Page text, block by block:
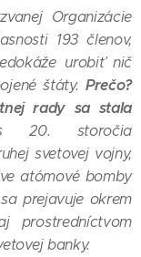
Organizácie
193 členov,
urobiť nič
štáty. Prečo?
rady sa stala
20. storočia
svetovej vojny,
atómové bomby
prejavuje okrem
prostredníctvom
banky.